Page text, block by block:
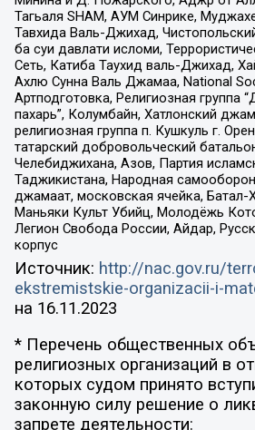
Тагьаля SHAM, АУМ Синрике,
Тавхида Валь-Джихад,
ба суи давлати исломи,
Сеть, Катиба Таухид валь-Джихад,
Ахлю Сунна Валь Джамаа, National
Артподготовка, Религиозная группа
пахарь”, Колумбайн, Хатлонский
религиозная группа п. Кушкуль г.
татарский добровольческий
Челебиджихана, Азов, Партия
Таджикистана, Народная
джамаат, московская ячейка, Батал-
Маньяки Культ Убийц, Молодёжь
Легион Свобода России, Айдар,
корпус
Источник: http://nac.gov.ru/
ekstremistskie-organizacii-i-
на 16.11.2023
* Перечень общественных
религиозных организаций в
которых судом принято
законную силу решение о
запрете деятельности: